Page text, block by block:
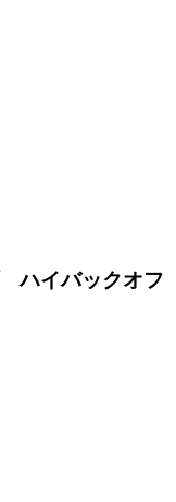
ハイバックオフ